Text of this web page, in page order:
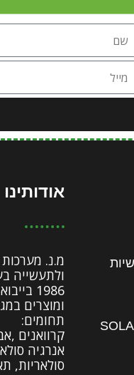
אודותינו
מ.נ.
ולתעשייה
1986
ומוצרים
תחומים:
קרוואנים
אנרגיה
סולאריות,